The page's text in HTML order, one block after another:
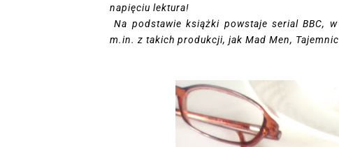
napięciu lektura!
Na podstawie książki powstaje serial BBC,
m.in. z takich produkcji, jak Mad Men,